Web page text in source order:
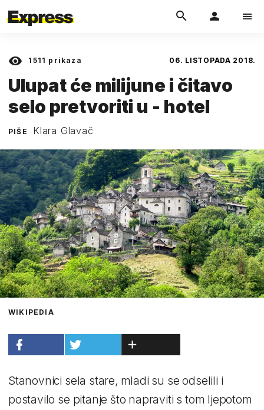
1511 prikaza 06. LISTOPADA 2018.
Ulupat će milijune i čitavo
selo pretvoriti u - hotel
PIŠE Klara Glavač
WIKIPEDIA
Stanovnici sela stare, mladi su se odselili i
postavilo se pitanje što napraviti s tom ljepotom